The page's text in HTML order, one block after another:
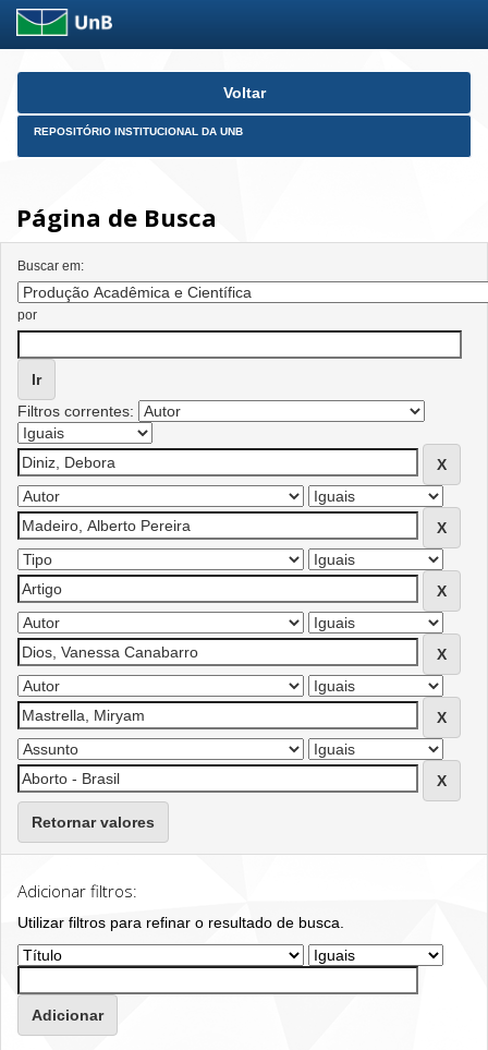
Skip
Voltar
REPOSITÓRIO INSTITUCIONAL DA UNB
Página de Busca
Buscar em:
por
Filtros correntes:
Retornar valores
Adicionar filtros:
Utilizar filtros para refinar o resultado de busca.